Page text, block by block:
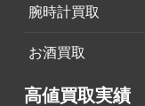
腕時計買取
お酒買取
高値買取実績